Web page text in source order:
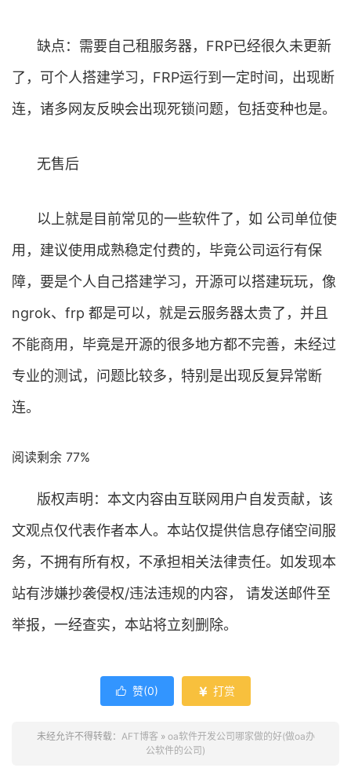
缺点：需要自己租服务器，FRP已经很久未更新
了，可个人搭建学习，FRP运行到一定时间，出现断
连，诸多网友反映会出现死锁问题，包括变种也是。
无售后
以上就是目前常见的一些软件了，如 公司单位使
用，建议使用成熟稳定付费的，毕竟公司运行有保
障，要是个人自己搭建学习，开源可以搭建玩玩，像
ngrok、frp 都是可以，就是云服务器太贵了，并且
不能商用，毕竟是开源的很多地方都不完善，未经过
专业的测试，问题比较多，特别是出现反复异常断
连。
阅读剩余 77%
版权声明：本文内容由互联网用户自发贡献，该
文观点仅代表作者本人。本站仅提供信息存储空间服
务，不拥有所有权，不承担相关法律责任。如发现本
站有涉嫌抄袭侵权/违法违规的内容， 请发送邮件至
举报，一经查实，本站将立刻删除。
 赞(0)  打赏
未经允许不得转载： AFT博客 » oa软件开发公司哪家做的好(做oa办
公软件的公司)